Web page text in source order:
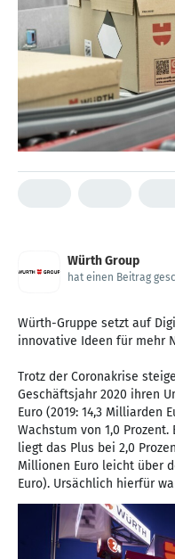
Würth Group
hat einen Beitrag
Würth-Gruppe setzt auf
innovative Ideen für mehr
Trotz der Coronakrise
Geschäftsjahr 2020 ihren
Euro (2019: 14,3 Milliarden
Wachstum von 1,0
liegt das Plus bei 2,0
Millionen Euro leicht über
Euro). Ursächlich hierfür